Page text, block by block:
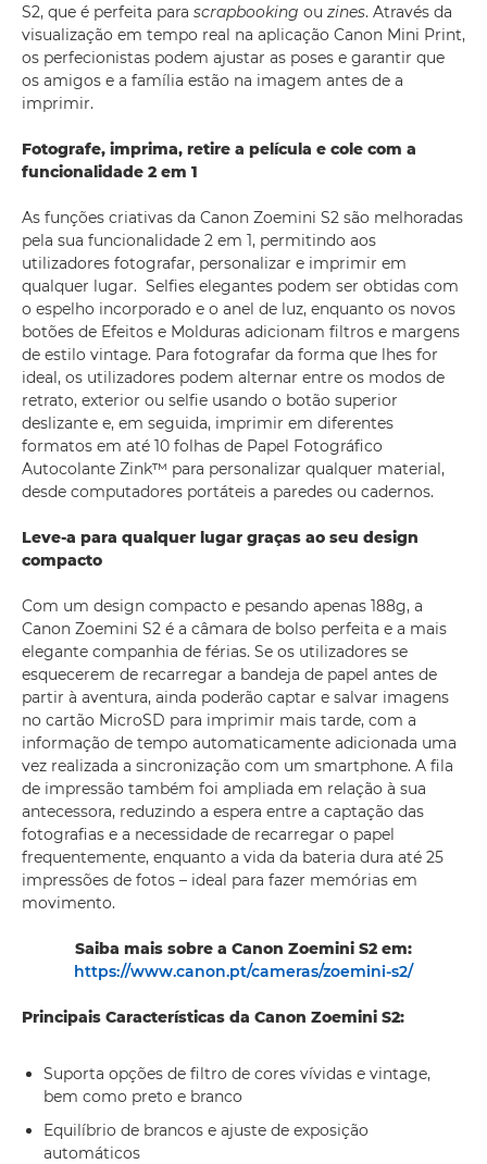
S2, que é perfeita para scrapbooking ou zines. Através da
visualização em tempo real na aplicação Canon Mini Print,
os perfecionistas podem ajustar as poses e garantir que
os amigos e a família estão na imagem antes de a
imprimir.
Fotografe, imprima, retire a película e cole com a
funcionalidade 2 em 1
As funções criativas da Canon Zoemini S2 são melhoradas
pela sua funcionalidade 2 em 1, permitindo aos
utilizadores fotografar, personalizar e imprimir em
qualquer lugar. Selfies elegantes podem ser obtidas com
o espelho incorporado e o anel de luz, enquanto os novos
botões de Efeitos e Molduras adicionam filtros e margens
de estilo vintage. Para fotografar da forma que lhes for
ideal, os utilizadores podem alternar entre os modos de
retrato, exterior ou selfie usando o botão superior
deslizante e, em seguida, imprimir em diferentes
formatos em até 10 folhas de Papel Fotográfico
Autocolante Zink™ para personalizar qualquer material,
desde computadores portáteis a paredes ou cadernos.
Leve-a para qualquer lugar graças ao seu design
compacto
Com um design compacto e pesando apenas 188g, a
Canon Zoemini S2 é a câmara de bolso perfeita e a mais
elegante companhia de férias. Se os utilizadores se
esquecerem de recarregar a bandeja de papel antes de
partir à aventura, ainda poderão captar e salvar imagens
no cartão MicroSD para imprimir mais tarde, com a
informação de tempo automaticamente adicionada uma
vez realizada a sincronização com um smartphone. A fila
de impressão também foi ampliada em relação à sua
antecessora, reduzindo a espera entre a captação das
fotografias e a necessidade de recarregar o papel
frequentemente, enquanto a vida da bateria dura até 25
impressões de fotos – ideal para fazer memórias em
movimento.
Saiba mais sobre a Canon Zoemini S2 em:
https://www.canon.pt/cameras/zoemini-s2/
Principais Características da Canon Zoemini S2:
Suporta opções de filtro de cores vívidas e vintage,
bem como preto e branco
Equilíbrio de brancos e ajuste de exposição
automáticos